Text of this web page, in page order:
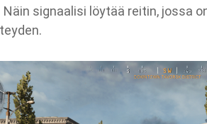
Näin signaalisi löytää reitin, jossa